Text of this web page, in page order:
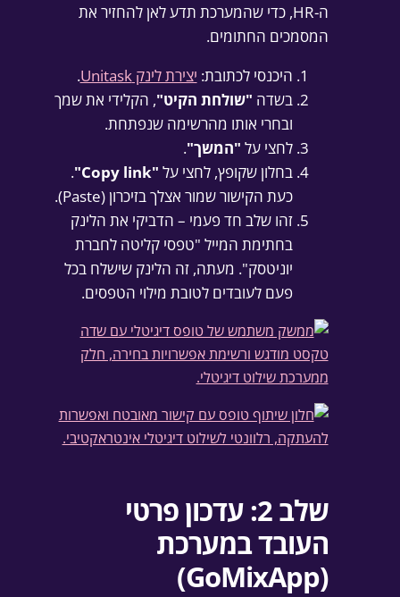
ה-HR, כדי שהמערכת תדע לאן להחזיר את
המסמכים החתומים.
היכנסי לכתובת: יצירת לינק Unitask
.
בשדה "שולחת הקיט", הקלידי את שמך
ובחרי אותו מהרשימה שנפתחת.
לחצי על "המשך".
בחלון שקופץ, לחצי על "Copy link"
.
כעת הקישור שמור אצלך בזיכרון (Paste).
זהו שלב חד פעמי – הדביקי את הלינק
בחתימת המייל "טפסי קליטה לחברת
יוניטסק". מעתה, זה הלינק שישלח בכל
פעם לעובדים לטובת מילוי הטפסים.
שלב 2: עדכון פרטי
העובד במערכת
(GoMixApp)